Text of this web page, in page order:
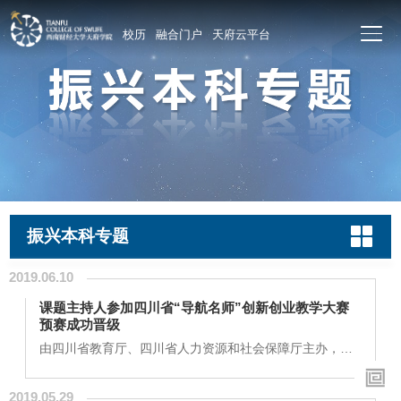
校历 融合门户 天府云平台
振兴本科专题
2019.06.10
课题主持人参加四川省“导航名师”创新创业教学大赛
预赛成功晋级
由四川省教育厅、四川省人力资源和社会保障厅主办，四
的四川省第七届“导航名师”大学生创新创业指导课程教学
2019.05.29